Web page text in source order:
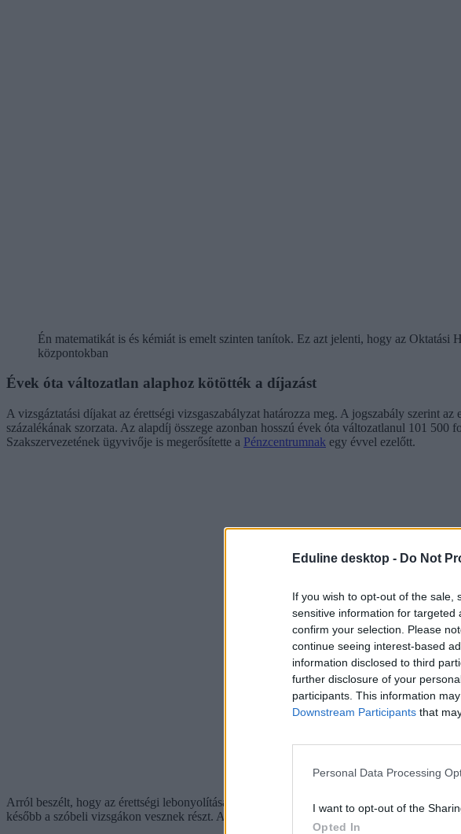
Eduline desktop - Do Not
If you wish to opt-out of the sale,
sensitive information for targeted
confirm your selection. Please
continue seeing interest-based
information disclosed to third
further disclosure of your
participants. This information
Downstream Participants that
Personal Data Processing
I want to opt-out of the
Opted In
Én matematikát is és kémiát is emelt szinten tanítok. Ez azt jelenti, hogy az
központokban
Évek óta változatlan alaphoz kötötték a díjazást
A vizsgáztatási díjakat az érettségi vizsgaszabályzat határozza meg. A jogszabály szerint
százalékának szorzata. Az alapdíj összege azonban hosszú évek óta változatlanul 101
Szakszervezetének ügyvivője is megerősítette a Pénzcentrumnak egy évvel ezelőtt.
Arról beszélt, hogy az érettségi lebonyolítása az érintett iskolák tantestületének jelentős
később a szóbeli vizsgákon vesznek részt. A javítás jellemzően munkaidőn túl, esténként